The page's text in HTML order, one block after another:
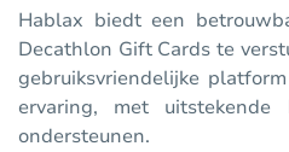
Hablax biedt een
Decathlon Gift Cards te
gebruiksvriendelijke
ervaring, met
ondersteunen.